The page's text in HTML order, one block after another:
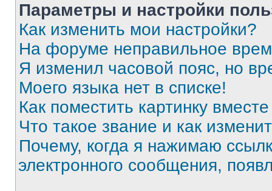
Параметры и настройки
Как изменить мои настройки?
На форуме неправильное
Я изменил часовой пояс, но
Моего языка нет в списке!
Как поместить картинку
Что такое звание и как
Почему, когда я нажимаю
электронного сообщения,